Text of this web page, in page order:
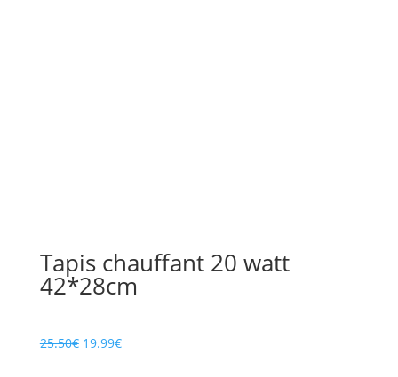
Tapis chauffant 20 watt
42*28cm
25.50€ Le
19.99€Le